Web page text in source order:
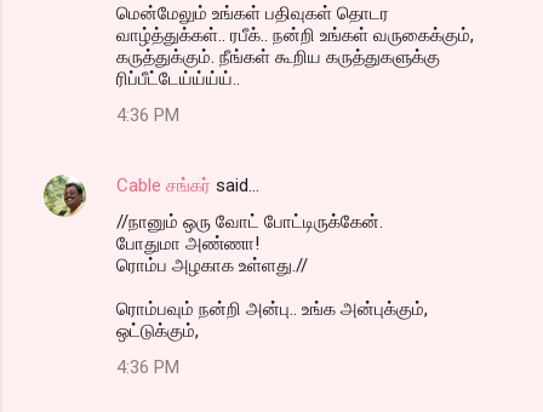
மென்மேலும் உங்கள் பதிவுகள் தொடர
வாழ்த்துக்கள்.. ரபீக்.. நன்றி உங்கள் வருகைக்கும்,
கருத்துக்கும். நீங்கள் கூறிய கருத்துகளுக்கு
ரிப்பீட்டேய்ய்ய்ய்..
4:36 PM
Cable சங்கர் said…
//நானும் ஒரு வோட் போட்டிருக்கேன்.
போதுமா அண்ணா!
ரொம்ப அழகாக உள்ளது.//
ரொம்பவும் நன்றி அன்பு.. உங்க அன்புக்கும்,
ஒட்டுக்கும்,
4:36 PM